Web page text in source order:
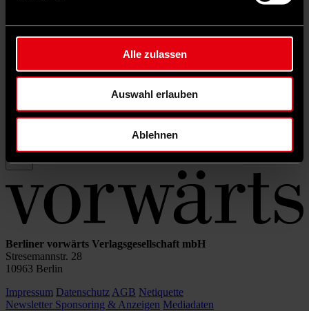
Alle zulassen
Auswahl erlauben
Ablehnen
Rubrik filtern Schlagwörter filtern Autor*in filtern
Berliner vorwärts Verlagsgesellschaft mbH
Stresemannstr. 28
10963 Berlin
Impressum Datenschutz AGB Netiquette
Newsletter Sponsoring & Anzeigen Mediadaten